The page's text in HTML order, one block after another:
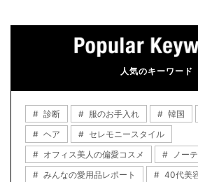
人気のキーワード
診断 服のお手入れ 韓国
ヘア
セレモニースタイル
オフィス美人の偏愛コスメ
ノー
みんなの愛用品レポート
40代美